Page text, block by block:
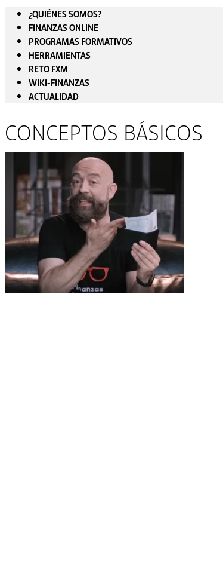
¿QUIÉNES SOMOS?
FINANZAS ONLINE
PROGRAMAS FORMATIVOS
HERRAMIENTAS
RETO FXM
WIKI-FINANZAS
ACTUALIDAD
CONCEPTOS BÁSICOS